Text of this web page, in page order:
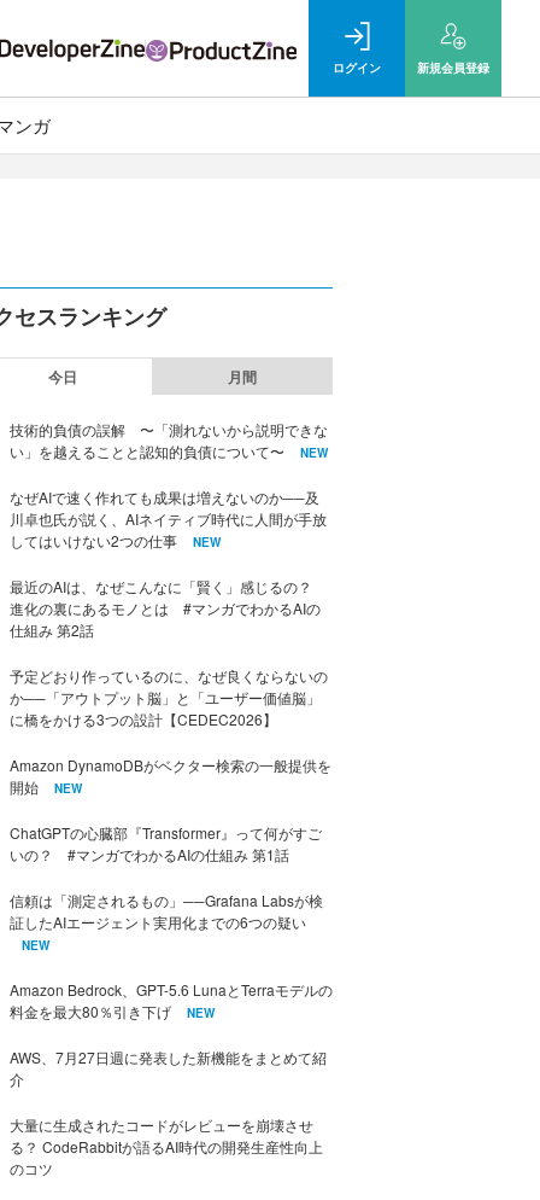
ログイン 新規会員登録
ンガ
セスランキング
今日 月間
技術的負債の誤解 〜「測れないから説明できな
い」を越えることと認知的負債について〜
NEW
なぜAIで速く作れても成果は増えないのか──及
川卓也氏が説く、AIネイティブ時代に人間が手放
してはいけない2つの仕事
NEW
最近のAIは、なぜこんなに「賢く」感じるの？
進化の裏にあるモノとは #マンガでわかるAIの
仕組み 第2話
予定どおり作っているのに、なぜ良くならないの
か──「アウトプット脳」と「ユーザー価値脳」
に橋をかける3つの設計【CEDEC2026】
Amazon DynamoDBがベクター検索の一般提供を
開始
NEW
ChatGPTの心臓部『Transformer』って何がすご
いの？ #マンガでわかるAIの仕組み 第1話
信頼は「測定されるもの」──Grafana Labsが検
証したAIエージェント実用化までの6つの疑い
NEW
Amazon Bedrock、GPT-5.6 LunaとTerraモデルの
料金を最大80％引き下げ
NEW
AWS、7月27日週に発表した新機能をまとめて紹
介
大量に生成されたコードがレビューを崩壊させ
る？ CodeRabbitが語るAI時代の開発生産性向上
のコツ